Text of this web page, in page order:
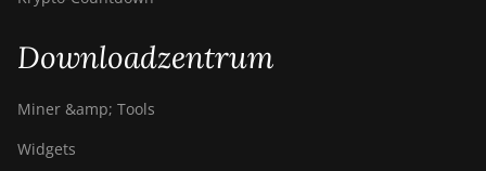
Downloadzentrum
Miner &amp; Tools
Widgets